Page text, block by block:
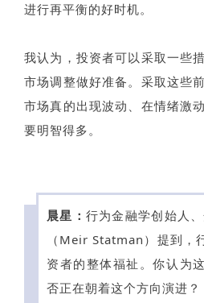
进行再平衡的好时机。
我认为，投资者可以采取一些
市场调整做好准备。采取这些
市场真的出现波动、在情绪激
要明智得多。
晨星： 行为金融学创始人
（Meir Statman）提到，
资者的整体福祉。你认为
否正在朝着这个方向演进？